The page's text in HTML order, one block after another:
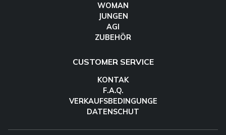
WOMAN
JUNGEN
AGI
ZUBEHÖR
CUSTOMER SERVICE
KONTAK
F.A.Q.
VERKAUFSBEDINGUNGE
DATENSCHUT